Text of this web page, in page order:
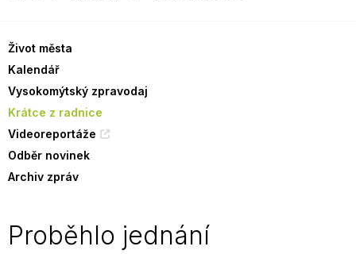
Život města
Kalendář
Vysokomýtský zpravodaj
Krátce z radnice
Videoreportáže
Odběr novinek
Archiv zpráv
Proběhlo jednání